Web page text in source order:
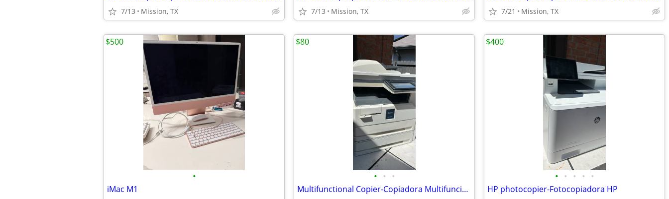
7/13 Mission, TX 7/13 Mission, TX 7/21 Mission, TX
•
iMac M1
$500
• • •
Multifunctional Copier-Copiadora Multifuncional
$80
• • • • •
HP photocopier-Fotocopiadora HP
$400